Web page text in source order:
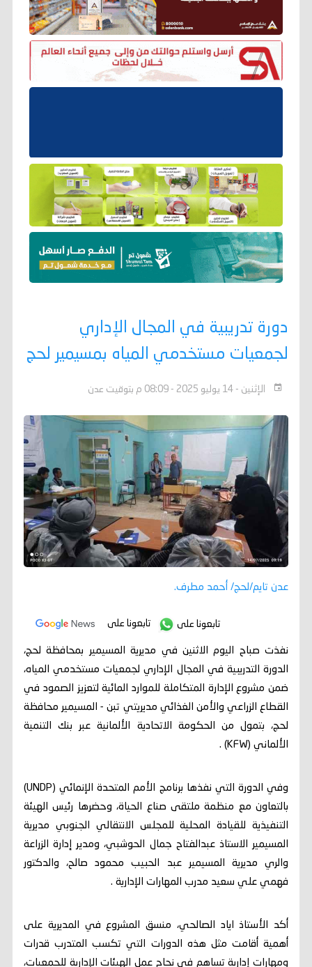
دورة تدريبية في المجال الإداري
لجمعيات مستخدمي المياه بمسيمير لحج
الإثنين - 14 يوليو 2025 - 08:09 م بتوقيت عدن
عدن تايم/لحج/ أحمد مطرف.
تابعونا على تابعونا على
نفذت صباح اليوم الاثنين في مديرية المسيمير بمحافظة لحج،
الدورة التدريبية في المجال الإداري لجمعيات مستخدمي المياه،
ضمن مشروع الإدارة المتكاملة للموارد المائية لتعزيز الصمود في
القطاع الزراعي والأمن الغذائي مديريتي تبن - المسيمير محافظة
لحج، بتمول من الحكومة الاتحادية الألمانية عبر بنك التنمية
الألماني (KFW) .
وفي الدورة التي نفذها برنامج الأمم المتحدة الإنمائي (UNDP)
بالتعاون مع منظمة ملتقى صناع الحياة، وحضرها رئيس الهيئة
التنفيذية للقيادة المحلية للمجلس الانتقالي الجنوبي مديرية
المسيمير الاستاذ عبدالفتاح جمال الحوشبي، ومدير إدارة الزراعة
والري مديرية المسيمير عبد الحبيب محمود صالح، والدكتور
فهمي علي سعيد مدرب المهارات الإدارية .
أكد الأستاذ اياد الصالحي، منسق المشروع في المديرية على
أهمية أقامت مثل هذه الدورات التي تكسب المتدرب قدرات
ومهارات إدارية تساهم في نجاح عمل الهيئات الإدارية للجمعيات،